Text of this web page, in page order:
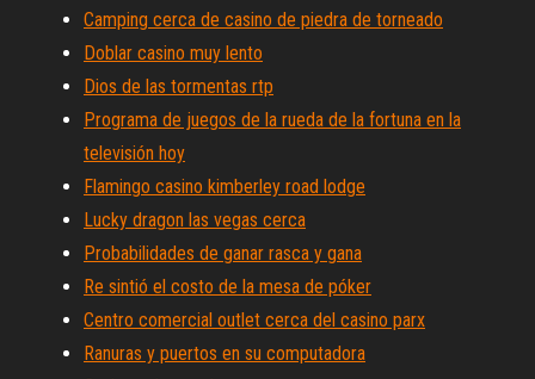
Camping cerca de casino de piedra de torneado
Doblar casino muy lento
Dios de las tormentas rtp
Programa de juegos de la rueda de la fortuna en la
televisión hoy
Flamingo casino kimberley road lodge
Lucky dragon las vegas cerca
Probabilidades de ganar rasca y gana
Re sintió el costo de la mesa de póker
Centro comercial outlet cerca del casino parx
Ranuras y puertos en su computadora